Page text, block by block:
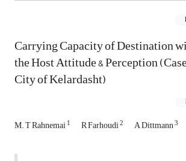
Carrying Capacity of Destination
the Host Attitude & Perception
City of Kelardasht)
M. T Rahnemai1 R Farhoudi2 A Dittmann3